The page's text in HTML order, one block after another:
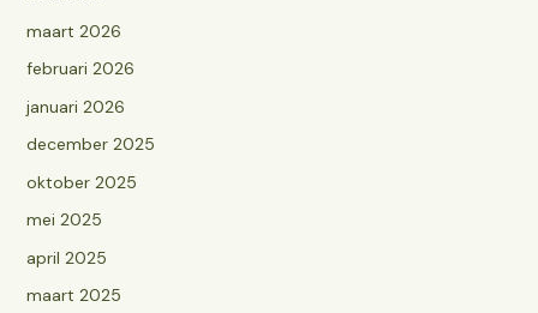
maart 2026
februari 2026
januari 2026
december 2025
oktober 2025
mei 2025
april 2025
maart 2025